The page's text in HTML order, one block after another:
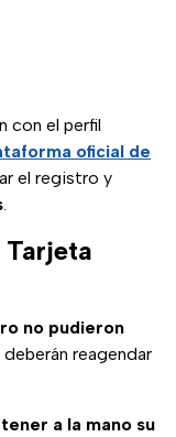
con el perfil
oficial de
el registro y
.
no pudieron
reagendar
a la mano su